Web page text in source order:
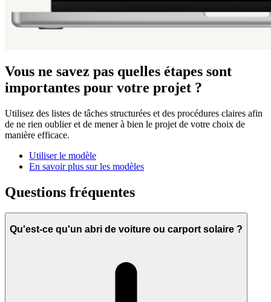
Vous ne savez pas quelles étapes sont
importantes pour votre projet ?
Utilisez des listes de tâches structurées et des procédures claires afin
de ne rien oublier et de mener à bien le projet de votre choix de
manière efficace.
Utiliser le modèle
En savoir plus sur les modèles
Questions fréquentes
Qu'est-ce qu'un abri de voiture ou carport solaire ?